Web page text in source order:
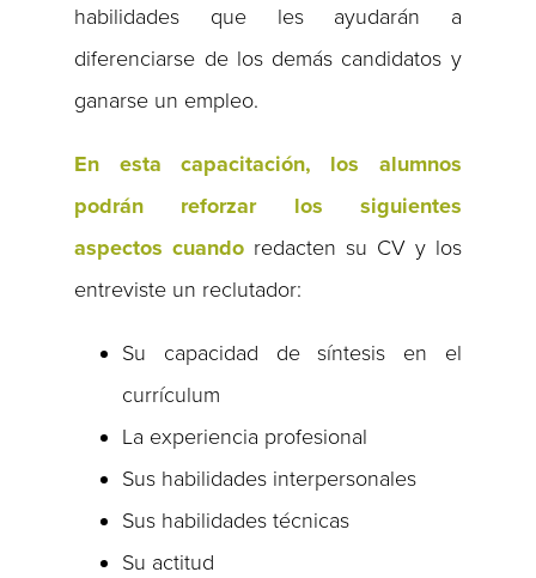
habilidades que les ayudarán a
diferenciarse de los demás candidatos y
ganarse un empleo.
En esta capacitación, los alumnos
podrán reforzar los siguientes
aspectos cuando redacten su CV y los
entreviste un reclutador:
Su capacidad de síntesis en el
currículum
La experiencia profesional
Sus habilidades interpersonales
Sus habilidades técnicas
Su actitud